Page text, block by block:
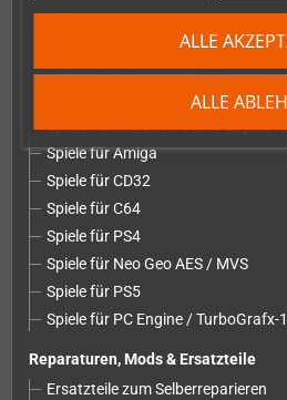
ALLE
ALLE
Spiele für Sega Dreamcast
Spiele für Nintendo NES
Spiele für Super Nintendo
Spiele für Nintendo 64
Spiele für Nintendo Game Boy
Spiele für Amiga
Spiele für CD32
Spiele für C64
Spiele für PS4
Spiele für Neo Geo AES / MVS
Spiele für PS5
Spiele für PC Engine / TurboGrafx-
Reparaturen, Mods & Ersatzteile
Ersatzteile zum Selberreparieren